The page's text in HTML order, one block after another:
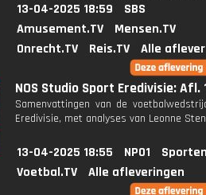
13-04-2025 18:59
SBS
Amusement.TV
Mensen.TV
Onrecht.TV
Reis.TV Alle
NOS Studio Sport Eredivisie: Afl.
Samenvattingen van de
Eredivisie, met analyses van Leonne
13-04-2025 18:55 NPO1
Voetbal.TV
Alle afleveringen